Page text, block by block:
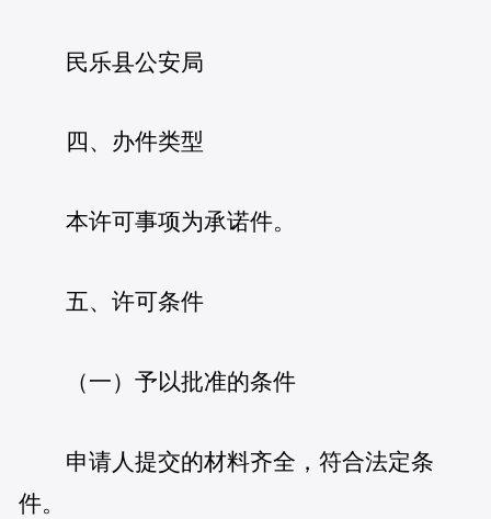
民乐县公安局
四、办件类型
本许可事项为承诺件。
五、许可条件
（一）予以批准的条件
申请人提交的材料齐全，符合法定条
件。